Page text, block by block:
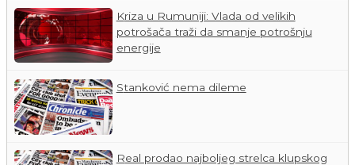
Kriza u Rumuniji: Vlada od velikih
potrošača traži da smanje potrošnju
energije
Stanković nema dileme
Real prodao najboljeg strelca klupskog